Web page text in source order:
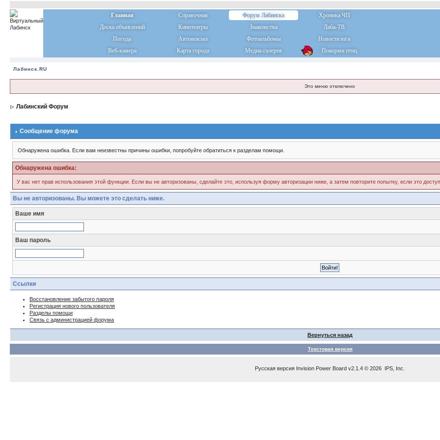
Главная Справочная Форум Лабинска
Хроника ЧП
Доска объявлений
Кинотеатры Знакомства
Лаба-ТВ
Погода
Автовокзал Фотоальбомы
Новости юга
Веб-камера
Карта города Медиа-галерея Покорми птиц
Лабинск.RU
Это меню отключено
Лабинский Форум
Сообщение форума
Обнаружена ошибка. Если вам неизвестны причины ошибки, попробуйте обратиться к разделам помощи.
Обнаружена ошибка:
У вас нет прав использования этой функции. Если вы не авторизованы, сделайте это, используя форму авторизации ниже, а затем повторите попытку, если это
Вы не авторизованы. Вы можете это сделать ниже.
Ваше имя
Ваш пароль
Ссылки
Восстановление забытого пароля
Регистрация нового пользователя
Разделы помощи
Связь с администрацией форума
Вернуться назад
Текстовая версия
Русская версия Invision Power Board v2.1.4 © 2026 IPS, Inc.